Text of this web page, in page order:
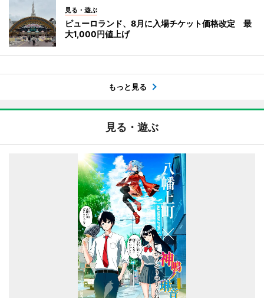
見る・遊ぶ
ピューロランド、8月に入場チケット価格改定 最
大1,000円値上げ
もっと見る
見る・遊ぶ